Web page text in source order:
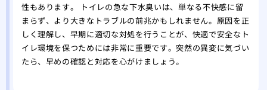
性もあります。 トイレの急な下水臭いは、単なる不快感に留
まらず、より大きなトラブルの前兆かもしれません。原因を正
しく理解し、早期に適切な対処を行うことが、快適で安全なト
イレ環境を保つためには非常に重要です。突然の異変に気づい
たら、早めの確認と対応を心がけましょう。